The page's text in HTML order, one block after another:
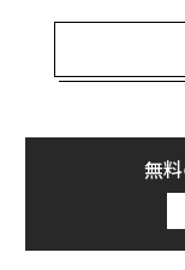
推し活グッズを捨てる
「あなたに高い知性が
ワカモノリサー
調査によると、
な日常生活を覗
ライブ感だ。毎
制限時間内に投
が、一種の「ド
る。
無